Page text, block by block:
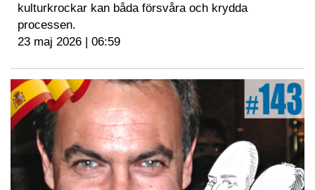
kulturkrockar kan båda försvåra och krydda
processen.
23 maj 2026 | 06:59